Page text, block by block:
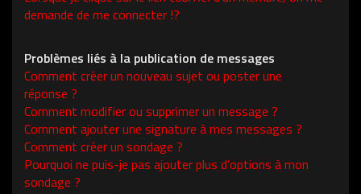
demande de me connecter !?
Problèmes liés à la publication de messages
Comment créer un nouveau sujet ou poster une
réponse ?
Comment modifier ou supprimer un message ?
Comment ajouter une signature à mes messages ?
Comment créer un sondage ?
Pourquoi ne puis-je pas ajouter plus d’options à mon
sondage ?